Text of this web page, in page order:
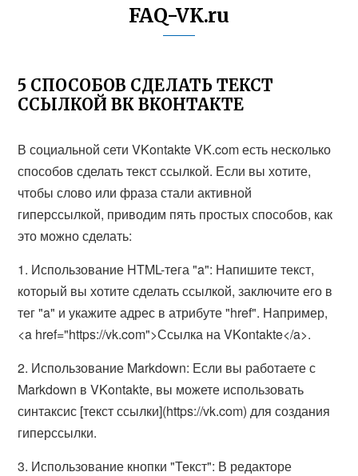
FAQ-VK.ru
5 СПОСОБОВ СДЕЛАТЬ ТЕКСТ
ССЫЛКОЙ ВК ВКОНТАКТЕ
В социальной сети VKontakte VK.com есть несколько
способов сделать текст ссылкой. Если вы хотите,
чтобы слово или фраза стали активной
гиперссылкой, приводим пять простых способов, как
это можно сделать:
1. Использование HTML-тега "a": Напишите текст,
который вы хотите сделать ссылкой, заключите его в
тег "a" и укажите адрес в атрибуте "href". Например,
<a href="https://vk.com">Ссылка на VKontakte</a>.
2. Использование Markdown: Если вы работаете с
Markdown в VKontakte, вы можете использовать
синтаксис [текст ссылки](https://vk.com) для создания
гиперссылки.
3. Использование кнопки "Текст": В редакторе